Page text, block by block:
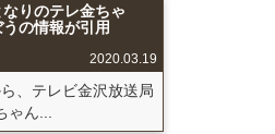
りのテレ金ちゃ
の情報が引用
2020.03.19
、テレビ金沢放送局
ん...